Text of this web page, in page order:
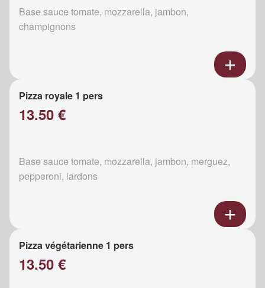
Base sauce tomate, mozzarella, jambon,
champignons
Pizza royale 1 pers
13.50 €
Base sauce tomate, mozzarella, jambon, merguez,
pepperoni, lardons
Pizza végétarienne 1 pers
13.50 €